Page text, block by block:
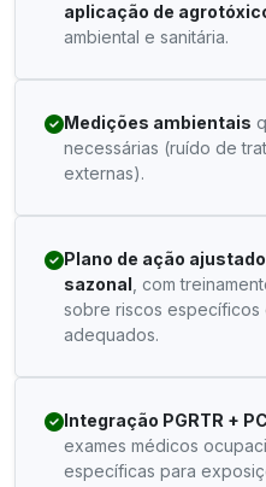
aplicação de
ambiental e sanitária.
Medições ambientais
necessárias (ruído de
externas).
Plano de ação
sazonal , com
sobre riscos específicos
adequados.
Integração PGRTR +
exames médicos
específicas para